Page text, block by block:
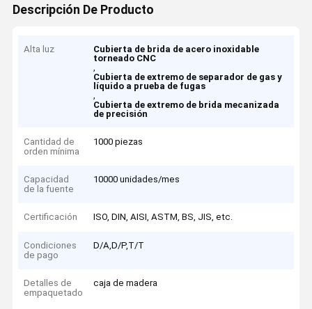
Descripción De Producto
Alta luz
Cubierta de brida de acero inoxidable
torneado CNC
,
Cubierta de extremo de separador de gas y
líquido a prueba de fugas
,
Cubierta de extremo de brida mecanizada
de precisión
Cantidad de
orden mínima
1000 piezas
Capacidad
de la fuente
10000 unidades/mes
Certificación ISO, DIN, AISI, ASTM, BS, JIS, etc.
Condiciones
de pago
D/A,D/P,T/T
Detalles de
empaquetado
caja de madera